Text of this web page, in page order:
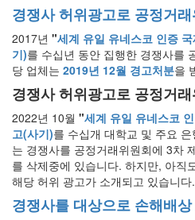
경쟁사 허위광고로 공정거
2017년 "세계 유일 유네스코 인증
기)를 수십년 동안 집행한 경쟁사를
당 업체는 2019년 12월 경고처분을
경쟁사 허위광고로 공정거
2022년 10월 "세계 유일 유네스코
고(사기)를 수십개 대학교 및 주요
는 경쟁사를 공정거래위원회에 3차
를 삭제중에 있습니다. 하지만, 아직
해당 허위 광고가 소개되고 있습니다.
경쟁사를 대상으로 손해배